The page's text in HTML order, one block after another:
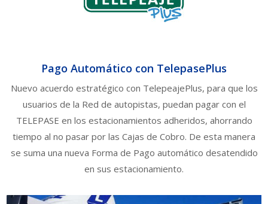
Pago Automático con TelepasePlus
Nuevo acuerdo estratégico con TelepeajePlus, para que los
usuarios de la Red de autopistas, puedan pagar con el
TELEPASE en los estacionamientos adheridos, ahorrando
tiempo al no pasar por las Cajas de Cobro. De esta manera
se suma una nueva Forma de Pago automático desatendido
en sus estacionamiento.